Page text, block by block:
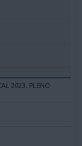
2023. PLENO